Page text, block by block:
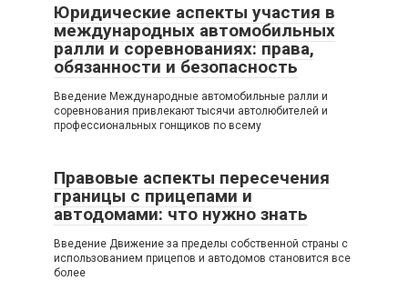
Юридические аспекты участия в
международных автомобильных
ралли и соревнованиях: права,
обязанности и безопасность
Введение Международные автомобильные ралли и
соревнования привлекают тысячи автолюбителей и
профессиональных гонщиков по всему
Правовые аспекты пересечения
границы с прицепами и
автодомами: что нужно знать
Введение Движение за пределы собственной страны с
использованием прицепов и автодомов становится все
более